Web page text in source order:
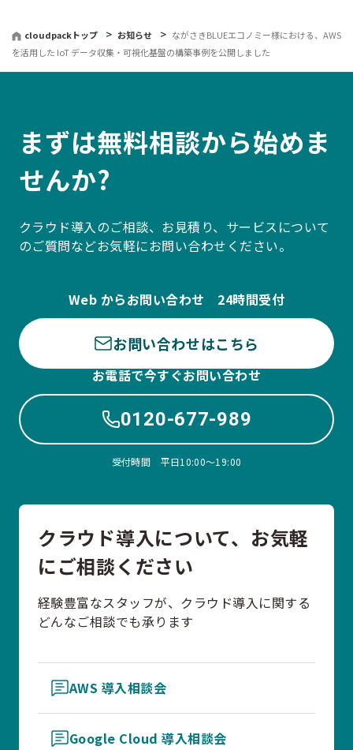
cloudpackトップ お知らせ
ながさきBLUEエコノミー様における、AWS
を活用した IoT データ収集・可視化基盤の構築事例を公開しました
まずは無料相談から始めま
せんか?
クラウド導入のご相談、お見積り、サービスについて
のご質問などお気軽にお問い合わせください。
Web からお問い合わせ 24時間受付
お問い合わせはこちら
お電話で今すぐお問い合わせ
0120-677-989
受付時間 平日10:00〜19:00
クラウド導入について、お気軽
にご相談ください
経験豊富なスタッフが、クラウド導入に関する
どんなご相談でも承ります
AWS 導入相談会
Google Cloud 導入相談会